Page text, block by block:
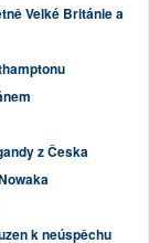
Velké Británie a
z Česka
k neúspěchu